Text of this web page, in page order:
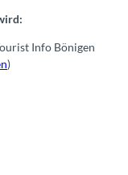
Info Bönigen
)